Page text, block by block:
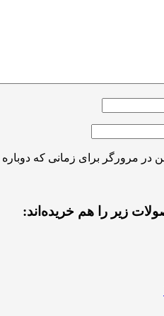
در مرورگر برای زمانی که
زیر را هم خریده‌اند: